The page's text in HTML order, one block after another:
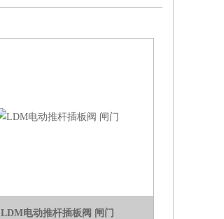
LDM电动推杆插板阀 闸门